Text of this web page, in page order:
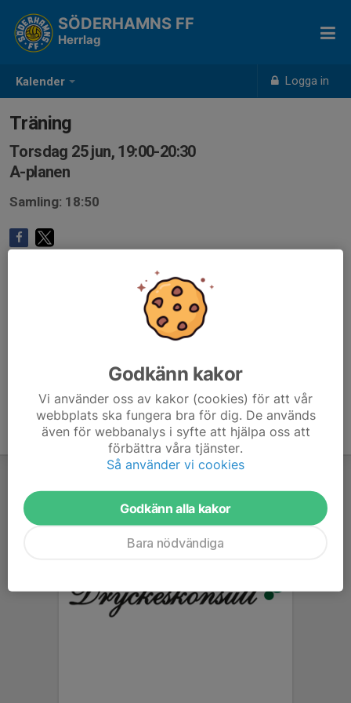
Kalender Logga in
SÖDERHAMNS FF
Herrlag
Träning
Torsdag 25 jun, 19:00-20:30
A-planen
Samling: 18:50
Godkänn kakor
Vi använder oss av kakor (cookies) för att vår
webbplats ska fungera bra för dig. De används
även för webbanalys i syfte att hjälpa oss att
förbättra våra tjänster.
Så använder vi cookies
Godkänn alla kakor
Bara nödvändiga